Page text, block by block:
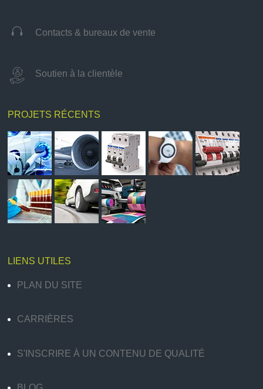
 Contacts & bureaux de vente
Soutien à la clientèle
PROJETS RÉCENTS
LIENS UTILES
PLAN DU SITE
CARRIÈRES
S'INSCRIRE À UN CONTENU DE QUALITÉ